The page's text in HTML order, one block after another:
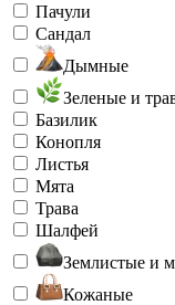
Пачули
Сандал
Дымные
Зеленые и
Базилик
Конопля
Листья
Мята
Трава
Шалфей
Землистые и
Кожаные